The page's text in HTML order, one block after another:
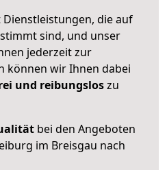
die auf
sind, und unser
jederzeit zur
können wir Ihnen dabei
und reibungsloszu
bei den Angeboten
im Breisgau nach